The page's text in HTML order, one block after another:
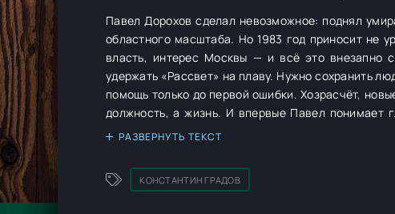
Павел Дорохов сделал невозможное: поднял
областного масштаба. Но 1983 год приносит не
власть, интерес Москвы — и всё это внезапно
удержать «Рассвет» на плаву. Нужно сохранить
помощь только до первой ошибки. Хозрасчёт, новые связи, опасные покровители, чужие игры, в которых ставка уже не
должность, а жизнь. И впервые Павел понимает главное: спасти
жёсткий том цикла: о цене порядка, власти и
РАЗВЕРНУТЬ ТЕКСТ
КОНСТАНТИН ГРАДОВ